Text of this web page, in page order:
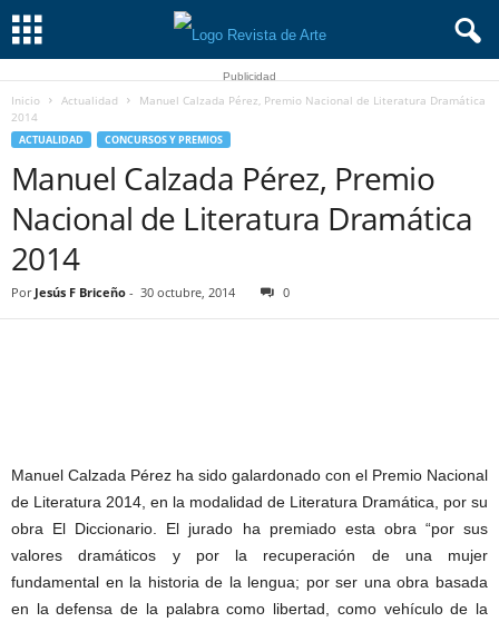
Publicidad
Inicio Actualidad
Manuel Calzada Pérez, Premio Nacional de Literatura Dramática
2014
ACTUALIDAD CONCURSOS Y PREMIOS
Manuel Calzada Pérez, Premio
Nacional de Literatura Dramática
2014
Por Jesús F Briceño - 30 octubre, 2014 0
Manuel Calzada Pérez ha sido galardonado con el Premio Nacional
de Literatura 2014, en la modalidad de Literatura Dramática, por su
obra El Diccionario. El jurado ha premiado esta obra “por sus
valores dramáticos y por la recuperación de una mujer
fundamental en la historia de la lengua; por ser una obra basada
en la defensa de la palabra como libertad, como vehículo de la